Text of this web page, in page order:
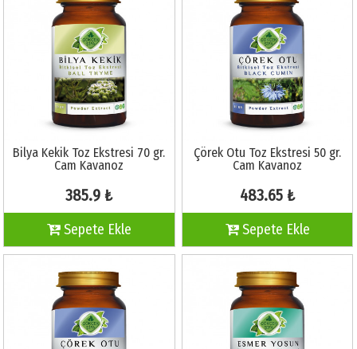
Bilya Kekik Toz Ekstresi 70 gr.
Cam Kavanoz
385.9 ₺
Sepete Ekle
Çörek Otu Toz Ekstresi 50 gr.
Cam Kavanoz
483.65 ₺
Sepete Ekle